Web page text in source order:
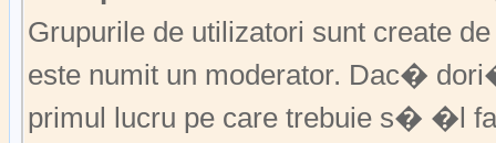
Grupurile de utilizatori sunt create
este numit un moderator. Dac�
primul lucru pe care trebuie s� �l